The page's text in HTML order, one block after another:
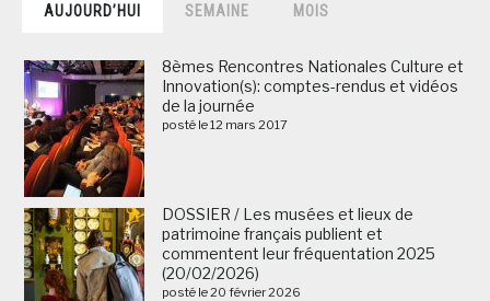
AUJOURD’HUI SEMAINE MOIS
8èmes Rencontres Nationales Culture et
Innovation(s): comptes-rendus et vidéos
de la journée
posté le 12 mars 2017
DOSSIER / Les musées et lieux de
patrimoine français publient et
commentent leur fréquentation 2025
(20/02/2026)
posté le 20 février 2026